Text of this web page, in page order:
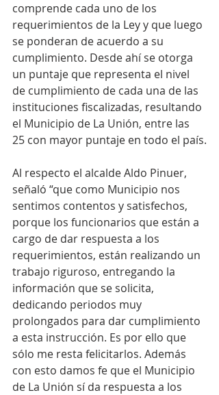
comprende cada uno de los
requerimientos de la Ley y que luego
se ponderan de acuerdo a su
cumplimiento. Desde ahí se otorga
un puntaje que representa el nivel
de cumplimiento de cada una de las
instituciones fiscalizadas, resultando
el Municipio de La Unión, entre las
25 con mayor puntaje en todo el país.
Al respecto el alcalde Aldo Pinuer,
señaló “que como Municipio nos
sentimos contentos y satisfechos,
porque los funcionarios que están a
cargo de dar respuesta a los
requerimientos, están realizando un
trabajo riguroso, entregando la
información que se solicita,
dedicando periodos muy
prolongados para dar cumplimiento
a esta instrucción. Es por ello que
sólo me resta felicitarlos. Además
con esto damos fe que el Municipio
de La Unión sí da respuesta a los